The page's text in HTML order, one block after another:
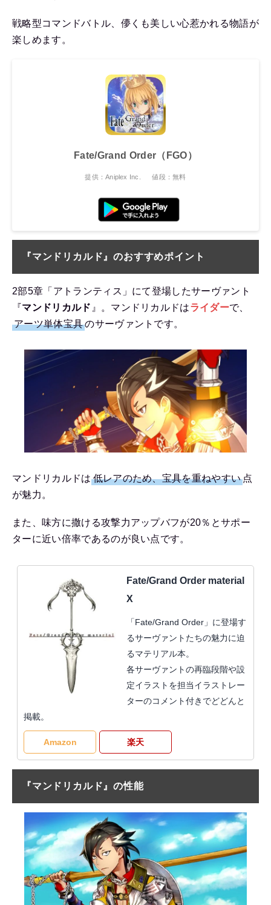
戦略型コマンドバトル、儚くも美しい心惹かれる物語が
楽しめます。
Fate/Grand Order（FGO）
提供：Aniplex Inc. 値段：無料
『マンドリカルド』のおすすめポイント
2部5章「アトランティス」にて登場したサーヴァント
『マンドリカルド 』。マンドリカルドはライダーで、
アーツ単体宝具のサーヴァントです。
マンドリカルドは 低レアのため、宝具を重ねやすい 点
が魅力。
また、味方に撒ける攻撃力アップバフが20％とサポー
ターに近い倍率であるのが良い点です。
Fate/Grand Order material
X
「Fate/Grand Order」に登場す
るサーヴァントたちの魅力に迫
るマテリアル本。
各サーヴァントの再臨段階や設
定イラストを担当イラストレー
ターのコメント付きでどどんと
掲載。
Amazon 楽天
『マンドリカルド』の性能